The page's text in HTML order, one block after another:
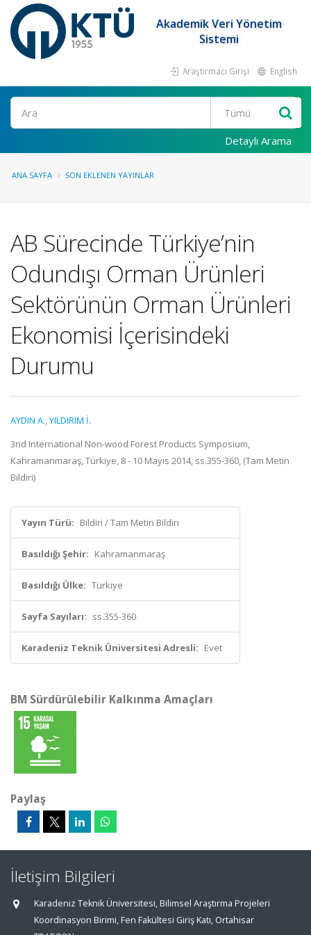
Akademik Veri Yönetim
Sistemi
Araştırmacı Girişi English
Ara
Detaylı Arama
ANA SAYFA SON EKLENEN YAYINLAR
AB Sürecinde Türkiye’nin
Odundışı Orman Ürünleri
Sektörünün Orman Ürünleri
Ekonomisi İçerisindeki
Durumu
AYDIN A.,YILDIRIM İ.
3nd International Non-wood Forest Products Symposium,
Kahramanmaraş, Türkiye, 8 - 10 Mayıs 2014, ss.355-360, (Tam Metin
Bildiri)
Yayın Türü: Bildiri / Tam Metin Bildiri
Basıldığı Şehir: Kahramanmaraş
Basıldığı Ülke: Türkiye
Sayfa Sayıları: ss.355-360
Karadeniz Teknik Üniversitesi Adresli: Evet
BM Sürdürülebilir Kalkınma Amaçları
Paylaş
İletişim Bilgileri
Karadeniz Teknik Üniversitesi, Bilimsel Araştırma Projeleri
Koordinasyon Birimi, Fen Fakültesi Giriş Katı, Ortahisar